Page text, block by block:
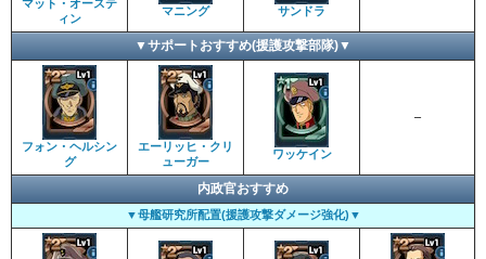
マット・オーステ
ィン
マニング サンドラ
▼サポートおすすめ(援護攻撃部隊)▼
フォン・ヘルシン
グ
エーリッヒ・クリ
ューガー
ワッケイン
–
内政官おすすめ
▼母艦研究所配置(援護攻撃ダメージ強化)▼